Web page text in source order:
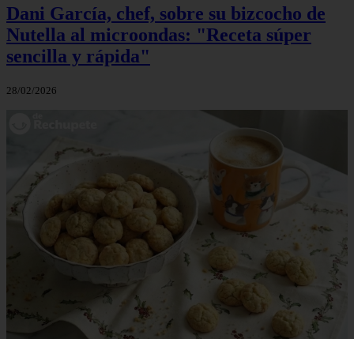
Dani García, chef, sobre su bizcocho de
Nutella al microondas: "Receta súper
sencilla y rápida"
28/02/2026